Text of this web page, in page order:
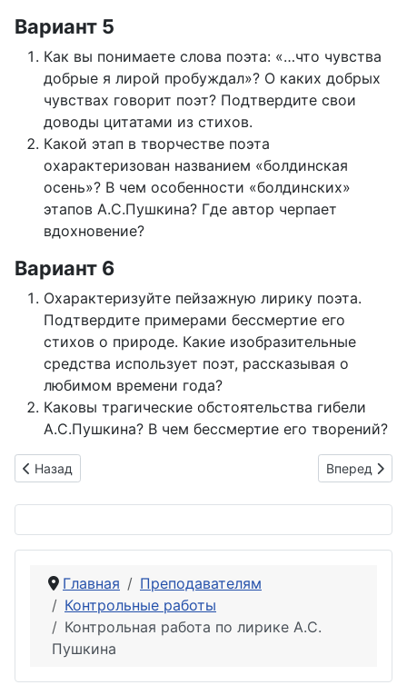
Вариант 5
Как вы понимаете слова поэта: «…что чувства
добрые я лирой пробуждал»? О каких добрых
чувствах говорит поэт? Подтвердите свои
доводы цитатами из стихов.
Какой этап в творчестве поэта
охарактеризован названием «болдинская
осень»? В чем особенности «болдинских»
этапов А.С.Пушкина? Где автор черпает
вдохновение?
Вариант 6
Охарактеризуйте пейзажную лирику поэта.
Подтвердите примерами бессмертие его
стихов о природе. Какие изобразительные
средства использует поэт, рассказывая о
любимом времени года?
Каковы трагические обстоятельства гибели
А.С.Пушкина? В чем бессмертие его творений?
Предыдущий: Контрольная работа по творчеству
Назад Следующий:
Вперед
Главная
Преподавателям
Контрольные работы
Контрольная работа по лирике А.С.
Пушкина